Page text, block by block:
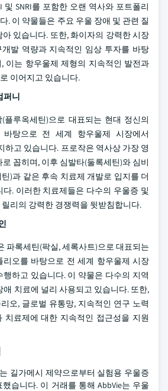
및 SNRI를 포함한 오랜 역사와 포트폴리
. 이 약물들은 주요 우울 장애 및 관련 질
있습니다. 또한, 화이자의 강력한 시장
발 역량과 지속적인 임상 투자를 바탕
이는 항우울제 제형의 지속적인 발전과
이어지고 있습니다.
퍼니
플루옥세틴)으로 대표되는 현대 정신의
탕으로 전 세계 항우울제 시장에서
하고 있습니다. 프로작은 역사상 가장 영
로 꼽히며, 이후 심발타(둘록세틴)와 심비
)과 같은 후속 치료제 개발로 입지를 더
. 이러한 치료제들은 다수의 우울증 및
리의 강력한 경쟁력을 뒷받침합니다.
파록세틴(팍실, 세록사트)으로 대표되는
리오를 바탕으로 전 세계 항우울제 시장
하고 있습니다. 이 약물은 다수의 지역
애 치료에 널리 사용되고 있습니다. 또한,
오, 글로벌 유통망, 지속적인 연구 노력
치료제에 대한 지속적인 접근성을 지원
길가메시 제약으로부터 실험용 우울증
습니다. 이 거래를 통해 AbbVie는 우울